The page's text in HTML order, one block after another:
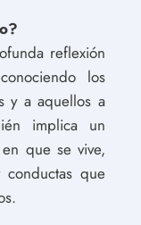
reflexión
los
y a aquellos a
implica un
que se vive,
que